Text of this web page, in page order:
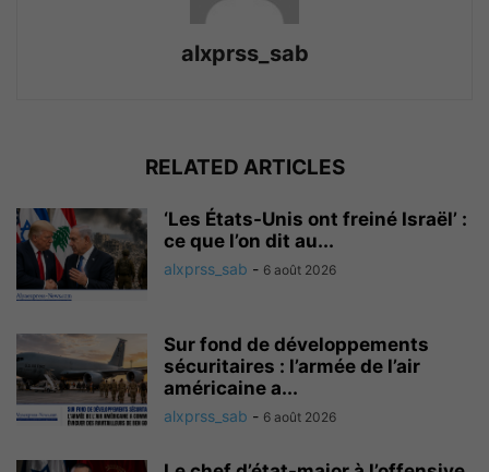
alxprss_sab
RELATED ARTICLES
‘Les États-Unis ont freiné Israël’ :
ce que l’on dit au...
alxprss_sab - 6 août 2026
Sur fond de développements
sécuritaires : l’armée de l’air
américaine a...
alxprss_sab - 6 août 2026